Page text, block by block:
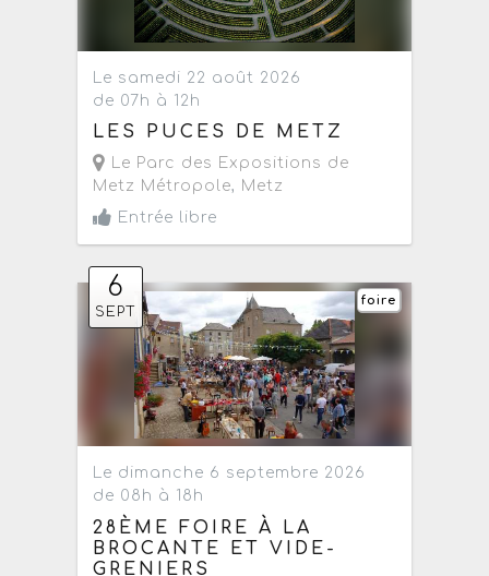
Le samedi 22 août 2026
de 07h à 12h
LES PUCES DE METZ
Le Parc des Expositions de
Metz Métropole, Metz
Entrée libre
6
SEPT
foire
Le dimanche 6 septembre 2026
de 08h à 18h
28ÈME FOIRE À LA
BROCANTE ET VIDE-
GRENIERS